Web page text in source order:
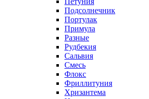
Подсолнечник
Портулак
Примула
Разные
Рудбекия
Сальвия
Смесь
Флокс
Фриллитуния
Хризантема